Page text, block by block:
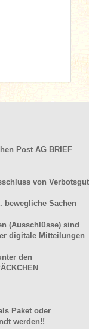
Post AG BRIEF
von Verbotsgut
bewegliche Sachen
(Ausschlüsse) sind
digitale Mitteilungen
den
Paket oder
werden!!